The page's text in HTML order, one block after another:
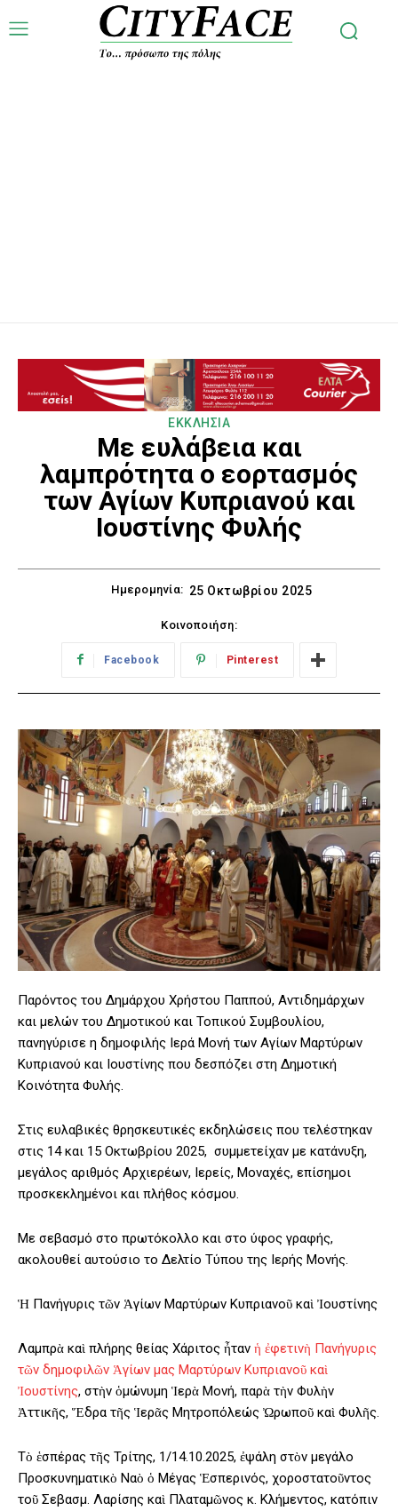
ΕΚΚΛΗΣΙΑ
Με ευλάβεια και
λαμπρότητα ο εορτασμός
των Αγίων Κυπριανού και
Ιουστίνης Φυλής
Ημερομηνία: 25 Οκτωβρίου 2025
Κοινοποιήση:
Facebook Pinterest
Παρόντος του Δημάρχου Χρήστου Παππού, Αντιδημάρχων
και μελών του Δημοτικού και Τοπικού Συμβουλίου,
πανηγύρισε η δημοφιλής Ιερά Μονή των Αγίων Μαρτύρων
Κυπριανού και Ιουστίνης που δεσπόζει στη Δημοτική
Κοινότητα Φυλής.
Στις ευλαβικές θρησκευτικές εκδηλώσεις που τελέστηκαν
στις 14 και 15 Οκτωβρίου 2025, συμμετείχαν με κατάνυξη,
μεγάλος αριθμός Αρχιερέων, Ιερείς, Μοναχές, επίσημοι
προσκεκλημένοι και πλήθος κόσμου.
Με σεβασμό στο πρωτόκολλο και στο ύφος γραφής,
ακολουθεί αυτούσιο το Δελτίο Τύπου της Ιερής Μονής.
Ἡ Πανήγυρις τῶν Ἁγίων Μαρτύρων Κυπριανοῦ καὶ Ἰουστίνης
Λαμπρὰ καὶ πλήρης θείας Χάριτος ἦταν ἡ ἐφετινὴ Πανήγυρις
τῶν δημοφιλῶν Ἁγίων μας Μαρτύρων Κυπριανοῦ καὶ
Ἰουστίνης, στὴν ὁμώνυμη Ἱερὰ Μονή, παρὰ τὴν Φυλὴν
Ἀττικῆς, Ἕδρα τῆς Ἱερᾶς Μητροπόλεώς Ὠρωποῦ καὶ Φυλῆς.
Τὸ ἑσπέρας τῆς Τρίτης, 1/14.10.2025, ἐψάλη στὸν μεγάλο
Προσκυνηματικὸ Ναὸ ὁ Μέγας Ἑσπερινός, χοροστατοῦντος
τοῦ Σεβασμ. Λαρίσης καὶ Πλαταμῶνος κ. Κλήμεντος, κατόπιν